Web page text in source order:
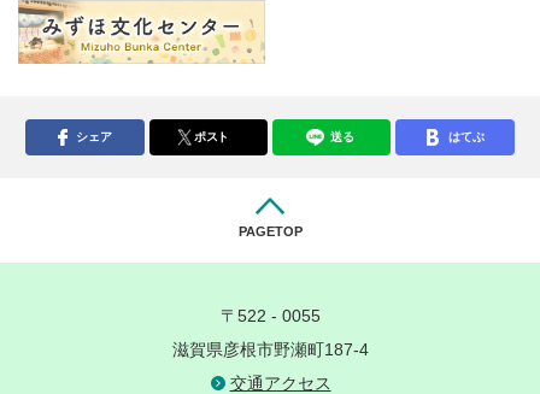
シェア ポスト 送る はてぶ
PAGETOP
〒522 - 0055
滋賀県彦根市野瀬町187-4
交通アクセス